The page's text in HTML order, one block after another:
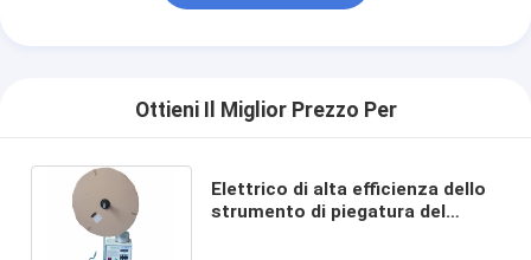
Ottieni Il Miglior Prezzo Per
Elettrico di alta efficienza dello
strumento di piegatura del